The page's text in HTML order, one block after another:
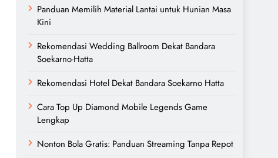
Panduan Memilih Material Lantai untuk Hunian Masa
Kini
Rekomendasi Wedding Ballroom Dekat Bandara
Soekarno-Hatta
Rekomendasi Hotel Dekat Bandara Soekarno Hatta
Cara Top Up Diamond Mobile Legends Game
Lengkap
Nonton Bola Gratis: Panduan Streaming Tanpa Repot